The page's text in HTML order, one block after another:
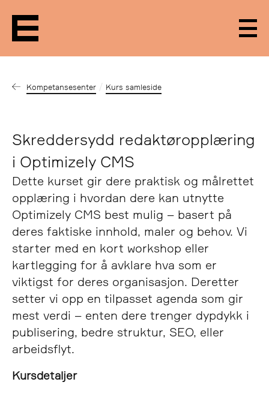
Kompetansesenter Kurs samleside
Skreddersydd redaktøropplæring
i Optimizely CMS
Dette kurset gir dere praktisk og målrettet
opplæring i hvordan dere kan utnytte
Optimizely CMS best mulig – basert på
deres faktiske innhold, maler og behov. Vi
starter med en kort workshop eller
kartlegging for å avklare hva som er
viktigst for deres organisasjon. Deretter
setter vi opp en tilpasset agenda som gir
mest verdi – enten dere trenger dypdykk i
publisering, bedre struktur, SEO, eller
arbeidsflyt.
Kursdetaljer